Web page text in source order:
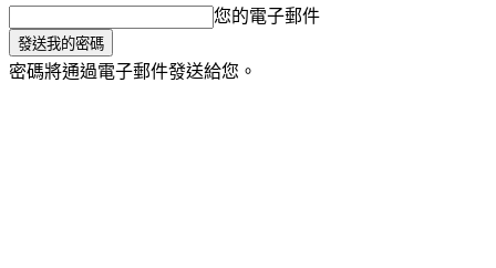
您的電子郵件
密碼將通過電子郵件發送給您。